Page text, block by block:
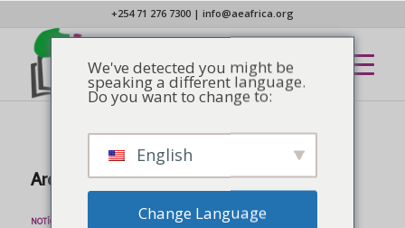
+254 71 276 7300| info@aeafrica.org
Arquivo de tags para:Discipulado
NOTÍCIAS
We've detected you might be
speaking a different language.
Do you want to change to:
English
Change Language